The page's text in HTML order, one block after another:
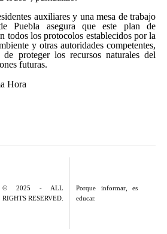
auxiliares y una mesa de trabajo
Puebla asegura que este plan de
todos los protocolos establecidos por la
y otras autoridades competentes,
proteger los recursos naturales del
futuras.
Hora
© 2025 - ALL
RIGHTS RESERVED.
Porque informar, es
educar.